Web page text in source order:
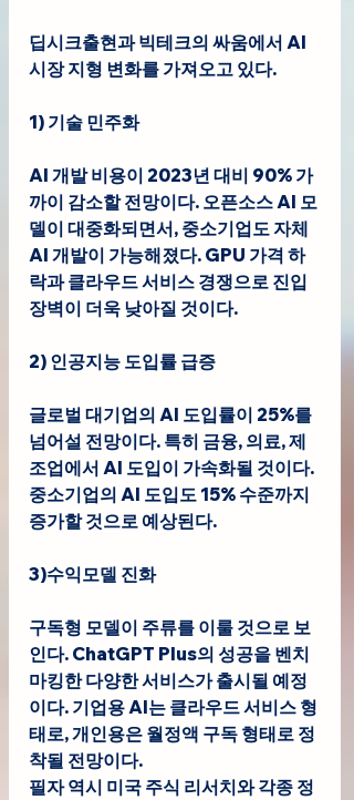
딥시크출현과 빅테크의 싸움에서 AI
시장 지형 변화를 가져오고 있다.
1) 기술 민주화
AI 개발 비용이 2023년 대비 90% 가
까이 감소할 전망이다. 오픈소스 AI 모
델이 대중화되면서, 중소기업도 자체
AI 개발이 가능해졌다. GPU 가격 하
락과 클라우드 서비스 경쟁으로 진입
장벽이 더욱 낮아질 것이다.
2) 인공지능 도입률 급증
글로벌 대기업의 AI 도입률이 25%를
넘어설 전망이다. 특히 금융, 의료, 제
조업에서 AI 도입이 가속화될 것이다.
중소기업의 AI 도입도 15% 수준까지
증가할 것으로 예상된다.
3)수익모델 진화
구독형 모델이 주류를 이룰 것으로 보
인다. ChatGPT Plus의 성공을 벤치
마킹한 다양한 서비스가 출시될 예정
이다. 기업용 AI는 클라우드 서비스 형
태로, 개인용은 월정액 구독 형태로 정
착될 전망이다.
필자 역시 미국 주식 리서치와 각종 정